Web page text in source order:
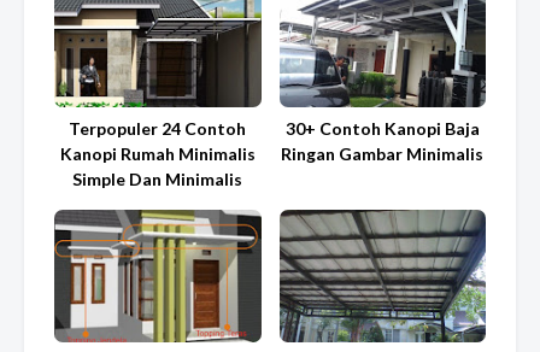
Terpopuler 24 Contoh
Kanopi Rumah Minimalis
Simple Dan Minimalis
30+ Contoh Kanopi Baja
Ringan Gambar Minimalis